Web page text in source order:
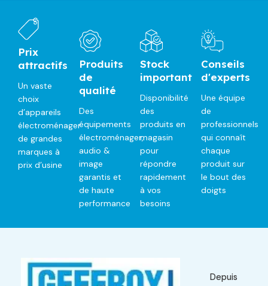
Prix
attractifs
Un vaste
choix
d’appareils
électroménager
de grandes
marques à
prix d’usine
Produits
de
qualité
Des
équipements
électroménager,
audio &
image
garantis et
de haute
performance
Stock
important
Disponibilité
des
produits en
magasin
pour
répondre
rapidement
à vos
besoins
Conseils
d'experts
Une équipe
de
professionnels
qui connaît
chaque
produit sur
le bout des
doigts
Depuis